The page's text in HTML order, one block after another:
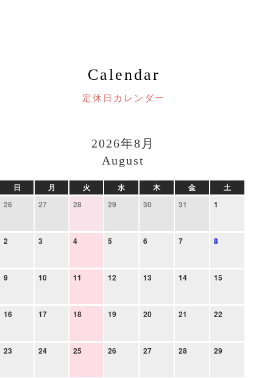
Calendar
定休日カレンダー
2026年8月
August
日 月 火 水 木 金
土
26
27 28 29 30 31 1
2 3 4 5 6 7 8
9 10 11 12 13 14 15
16 17 18 19 20 21 22
23 24 25 26 27 28 29